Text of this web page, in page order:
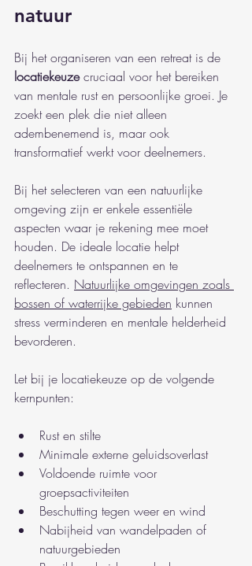
natuur
Bij het organiseren van een retreat is de
locatiekeuze cruciaal voor het bereiken
van mentale rust en persoonlijke groei. Je
zoekt een plek die niet alleen
adembenemend is, maar ook
transformatief werkt voor deelnemers.
Bij het selecteren van een natuurlijke
omgeving zijn er enkele essentiële
aspecten waar je rekening mee moet
houden. De ideale locatie helpt
deelnemers te ontspannen en te
reflecteren. Natuurlijke omgevingen zoals
bossen of waterrijke gebieden kunnen
stress verminderen en mentale helderheid
bevorderen.
Let bij je locatiekeuze op de volgende
kernpunten:
Rust en stilte
Minimale externe geluidsoverlast
Voldoende ruimte voor
groepsactiviteiten
Beschutting tegen weer en wind
Nabijheid van wandelpaden of
natuurgebieden